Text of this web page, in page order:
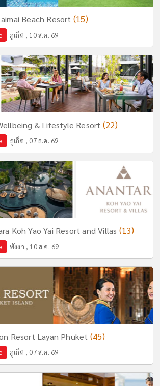
Beach Resort (15)
ภูเก็ต , 10 ส.ค. 69
& Lifestyle Resort (22)
ภูเก็ต , 07 ส.ค. 69
Koh Yao Yai Resort and Villas (13)
พังงา , 10 ส.ค. 69
Resort Layan Phuket (45)
ภูเก็ต , 07 ส.ค. 69